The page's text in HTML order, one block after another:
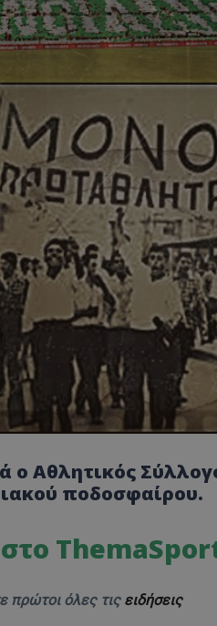
ο Αθλητικός
ποδοσφαίρου.
πρώτοι όλες τις ειδήσεις